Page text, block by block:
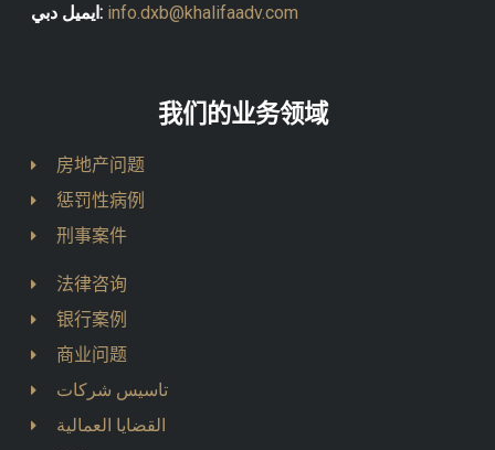
ايميل دبي: info.dxb@khalifaadv.com
我们的业务领域
房地产问题
惩罚性病例
刑事案件
法律咨询
银行案例
商业问题
تاسيس شركات
القضايا العمالية